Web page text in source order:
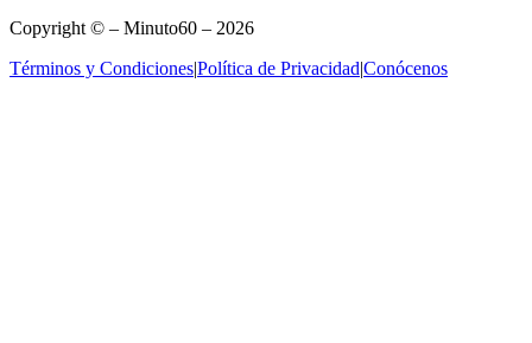
Copyright © – Minuto60 – 2026
Términos y Condiciones|Política de Privacidad|Conócenos